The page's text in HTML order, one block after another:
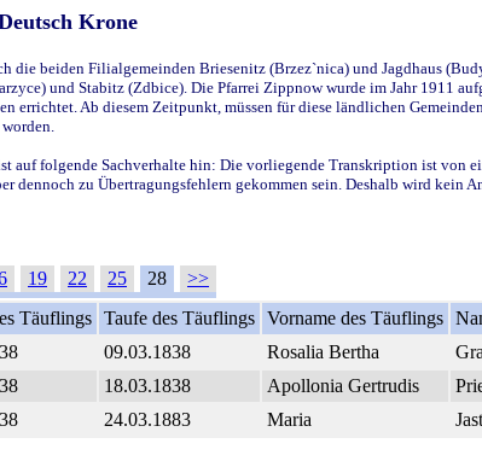
Krone
beiden Filialgemeinden Briesenitz (Brzez`nica) und Jagdhaus
und Stabitz (Zdbice). Die Pfarrei Zippnow wurde im Jahr 1911
Ab diesem Zeitpunkt, müssen für diese ländlichen
auf folgende Sachverhalte hin: Die vorliegende Transkription ist von
zu Übertragungsfehlern gekommen sein. Deshalb wird kein
19 22 25 28
>>
Täuflings Taufe des Täuflings Vorname des Täuflings
09.03.1838 Rosalia Bertha
18.03.1838 Apollonia Gertrudis
24.03.1883 Maria